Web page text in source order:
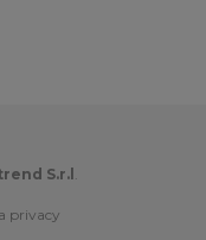
S.r.l .
privacy